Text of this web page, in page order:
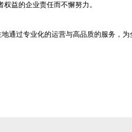
权益的企业责任而不懈努力。
通过专业化的运营与高品质的服务，